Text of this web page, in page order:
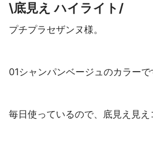
\底見え ハイライト/
プチプラセザンヌ様。
01シャンパンベージュのカラーで
毎日使っているので、底見え見え